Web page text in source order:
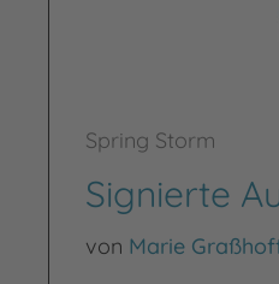
Spring Storm
Signierte
von Marie